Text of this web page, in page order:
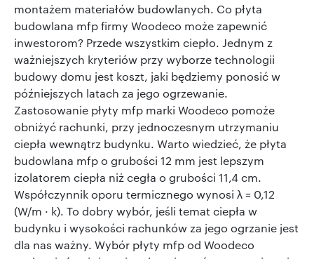
montażem materiałów budowlanych. Co płyta
budowlana mfp firmy Woodeco może zapewnić
inwestorom? Przede wszystkim ciepło. Jednym z
ważniejszych kryteriów przy wyborze technologii
budowy domu jest koszt, jaki będziemy ponosić w
późniejszych latach za jego ogrzewanie.
Zastosowanie płyty mfp marki Woodeco pomoże
obniżyć rachunki, przy jednoczesnym utrzymaniu
ciepła wewnątrz budynku. Warto wiedzieć, że płyta
budowlana mfp o grubości 12 mm jest lepszym
izolatorem ciepła niż cegła o grubości 11,4 cm.
Współczynnik oporu termicznego wynosi λ = 0,12
(W/m · k). To dobry wybór, jeśli temat ciepła w
budynku i wysokości rachunków za jego ogrzanie jest
dla nas ważny. Wybór płyty mfp od Woodeco